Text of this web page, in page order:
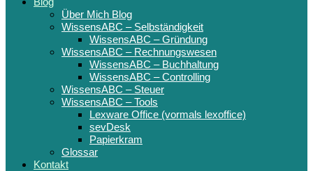
Über Mich Blog
WissensABC – Selbständigkeit
WissensABC – Gründung
WissensABC – Rechnungswesen
WissensABC – Buchhaltung
WissensABC – Controlling
WissensABC – Steuer
WissensABC – Tools
Lexware Office (vormals lexoffice)
sevDesk
Papierkram
Glossar
Kontakt